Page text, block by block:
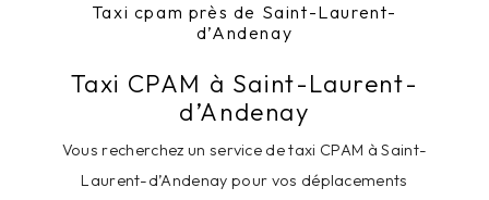
Taxi cpam près de Saint-Laurent-
d’Andenay
Taxi CPAM à Saint-Laurent-
d’Andenay
Vous recherchez un service de taxi CPAM à Saint-
Laurent-d’Andenay pour vos déplacements